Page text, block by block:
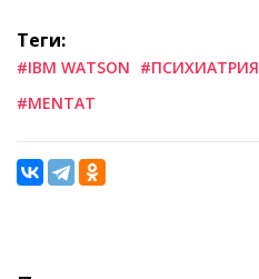
Теги:
#IBM WATSON #ПСИХИАТРИЯ
#MENTAT